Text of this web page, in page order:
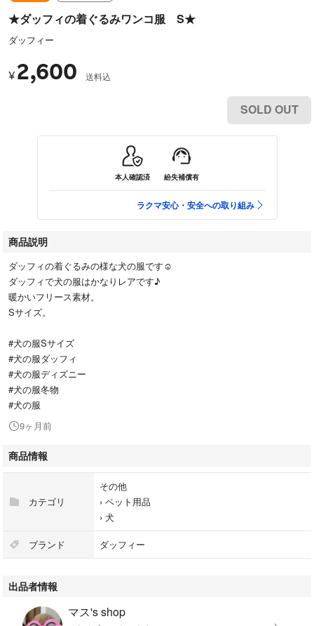
★ダッフィの着ぐるみワンコ服 S★
ダッフィー
¥ 2,600 送料込
SOLD OUT
本人確認済 紛失補償有
ラクマ安心・安全への取り組み
商品説明
ダッフィの着ぐるみの様な犬の服です☺️
ダッフィで犬の服はかなりレアです♪
暖かいフリース素材。
Sサイズ。
#犬の服Sサイズ
#犬の服ダッフィ
#犬の服ディズニー
#犬の服冬物
#犬の服
9ヶ月前
商品情報
カテゴリ
その他
› ペット用品
› 犬
ブランド ダッフィー
出品者情報
マス's shop